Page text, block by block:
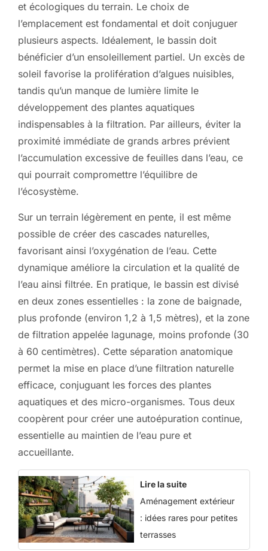
et écologiques du terrain. Le choix de
l’emplacement est fondamental et doit conjuguer
plusieurs aspects. Idéalement, le bassin doit
bénéficier d’un ensoleillement partiel. Un excès de
soleil favorise la prolifération d’algues nuisibles,
tandis qu’un manque de lumière limite le
développement des plantes aquatiques
indispensables à la filtration. Par ailleurs, éviter la
proximité immédiate de grands arbres prévient
l’accumulation excessive de feuilles dans l’eau, ce
qui pourrait compromettre l’équilibre de
l’écosystème.
Sur un terrain légèrement en pente, il est même
possible de créer des cascades naturelles,
favorisant ainsi l’oxygénation de l’eau. Cette
dynamique améliore la circulation et la qualité de
l’eau ainsi filtrée. En pratique, le bassin est divisé
en deux zones essentielles : la zone de baignade,
plus profonde (environ 1,2 à 1,5 mètres), et la zone
de filtration appelée lagunage, moins profonde (30
à 60 centimètres). Cette séparation anatomique
permet la mise en place d’une filtration naturelle
efficace, conjuguant les forces des plantes
aquatiques et des micro-organismes. Tous deux
coopèrent pour créer une autoépuration continue,
essentielle au maintien de l’eau pure et
accueillante.
Lire la suite
Aménagement extérieur
: idées rares pour petites
terrasses